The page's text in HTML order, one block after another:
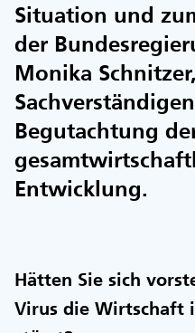
Situation und
der
Monika
Begutachtung
Entwicklung.
Hätten Sie sich
Virus die Wirtschaft